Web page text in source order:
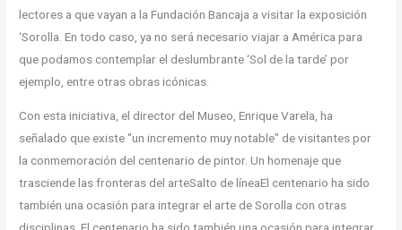
lectores a que vayan a la Fundación Bancaja a visitar la exposición
‘Sorolla. En todo caso, ya no será necesario viajar a América para
que podamos contemplar el deslumbrante ‘Sol de la tarde’ por
ejemplo, entre otras obras icónicas.
Con esta iniciativa, el director del Museo, Enrique Varela, ha
señalado que existe "un incremento muy notable" de visitantes por
la conmemoración del centenario de pintor. Un homenaje que
trasciende las fronteras del arteSalto de líneaEl centenario ha sido
también una ocasión para integrar el arte de Sorolla con otras